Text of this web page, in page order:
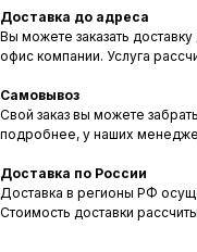
Доставка до адреса
Вы можете заказать
офис компании. Услуга
Самовывоз
Свой заказ вы можете
подробнее, у наших
Доставка по России
Доставка в регионы РФ
Стоимость доставки